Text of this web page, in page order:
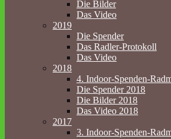
Die Bilder
Das Video
2019
Die Spender
Das Radler-Protokoll
Das Video
2018
4. Indoor-Spenden-
Die Spender 2018
Die Bilder 2018
Das Video 2018
2017
3. Indoor-Spenden-